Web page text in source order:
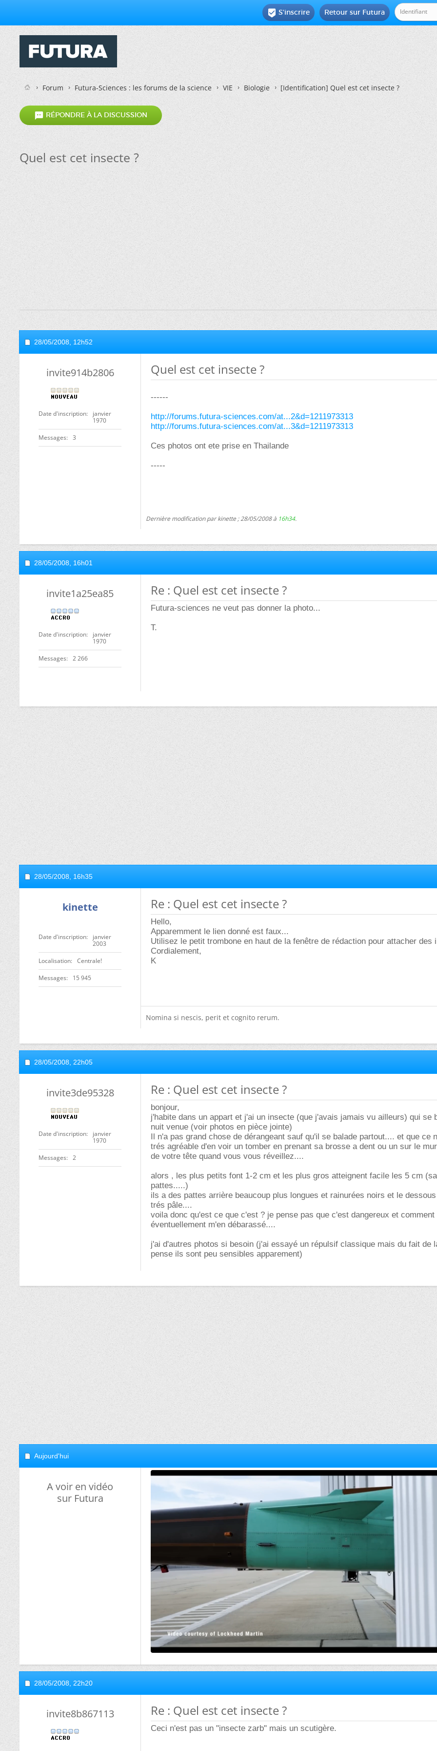
Retour sur Futura
 S'inscrire
Forum Futura-Sciences : les forums de la science VIE Biologie [Identification]Quel est cet insecte ?
 RÉPONDRE À LA DISCUSSION
Quel est cet insecte ?
28/05/2008, 12h52
invite914b2806
Date d'inscription
janvier
1970
Messages 3
Quel est cet insecte ?
------
http://forums.futura-sciences.com/at...2&d=1211973313
http://forums.futura-sciences.com/at...3&d=1211973313
Ces photos ont ete prise en Thailande
-----
Dernière modification par kinette ; 28/05/2008 à 16h34.
28/05/2008, 16h01
invite1a25ea85
Date d'inscription
janvier
1970
Messages 2 266
Re : Quel est cet insecte ?
Futura-sciences ne veut pas donner la photo...
T.
28/05/2008, 16h35
kinette
Date d'inscription
janvier
2003
Localisation Centrale!
Messages 15 945
Re : Quel est cet insecte ?
Hello,
Apparemment le lien donné est faux...
Utilisez le petit trombone en haut de la fenêtre de rédaction pour attacher des
Cordialement,
K
Nomina si nescis, perit et cognito rerum.
28/05/2008, 22h05
invite3de95328
Date d'inscription
janvier
1970
Messages 2
Re : Quel est cet insecte ?
bonjour,
j'habite dans un appart et j'ai un insecte (que j'avais jamais vu ailleurs) qui se
nuit venue (voir photos en pièce jointe)
Il n'a pas grand chose de dérangeant sauf qu'il se balade partout.... et que ce
trés agréable d'en voir un tomber en prenant sa brosse a dent ou un sur le
de votre tête quand vous vous réveillez....
alors , les plus petits font 1-2 cm et les plus gros atteignent facile les 5 cm
pattes.....)
ils a des pattes arrière beaucoup plus longues et rainurées noirs et le
trés pâle....
voila donc qu'est ce que c'est ? je pense pas que c'est dangereux et comment
éventuellement m'en débarassé....
j'ai d'autres photos si besoin (j'ai essayé un répulsif classique mais du fait de
pense ils sont peu sensibles apparement)
Aujourd'hui
A voir en vidéo
sur Futura
28/05/2008, 22h20
invite8b867113 Re : Quel est cet insecte ?
Ceci n'est pas un "insecte zarb" mais un scutigère.